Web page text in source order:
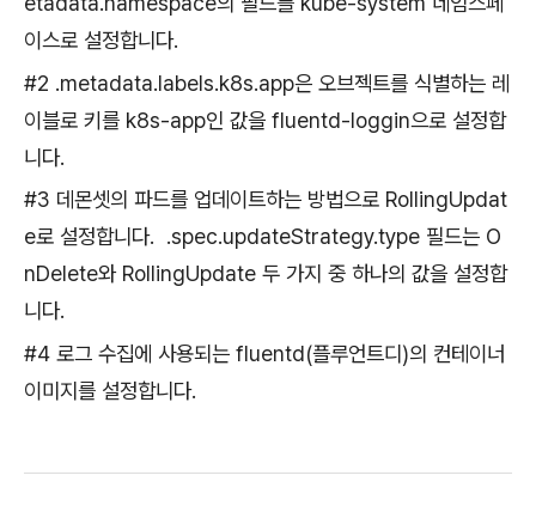
이스로 설정합니다.
#2 .metadata.labels.k8s.app은 오브젝트를 식별하는 레
이블로 키를 k8s-app인 값을 fluentd-loggin으로 설정합
니다.
#3 데몬셋의 파드를 업데이트하는 방법으로 RollingUpdat
e로 설정합니다. .spec.updateStrategy.type 필드는 O
nDelete와 RollingUpdate 두 가지 중 하나의 값을 설정합
니다.
#4 로그 수집에 사용되는 fluentd(플루언트디)의 컨테이너
이미지를 설정합니다.